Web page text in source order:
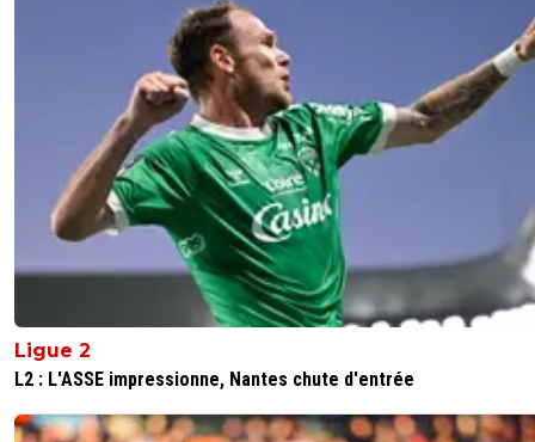
Ligue 2
L2 : L'ASSE impressionne, Nantes chute d'entrée